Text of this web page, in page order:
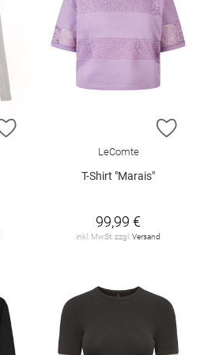
ZUR WUNSCHLISTE HINZUFÜGEN
ZUR
LeComte
T-Shirt "Marais"
99,99 €
inkl. MwSt. zzgl. Versand